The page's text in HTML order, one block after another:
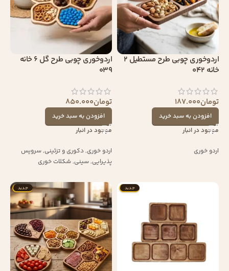
اردوخوری چوبی طرح مستطیل 2
خانه 042
تومان187.000
افزودن به سبد خرید
موجود در انبار
اردو خوری
اردوخوری چوبی طرح گل 6 خانه
039
تومان850.000
افزودن به سبد خرید
موجود در انبار
اردو خوری,دکوری و تزئینی,سرویس
پذیرایی,سینی,شکلات خوری
جدید جدید